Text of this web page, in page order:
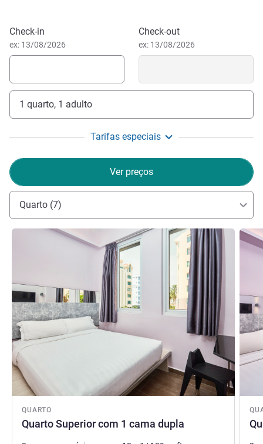
Reservar este hotel
Check-in
ex: 13/08/2026
Check-out
ex: 13/08/2026
1 quarto, 1 adulto
Tarifas especiais
Ver preços
Quarto (7)
QUARTO
Quarto Superior com 1 cama dupla
Ver detalhes Ver